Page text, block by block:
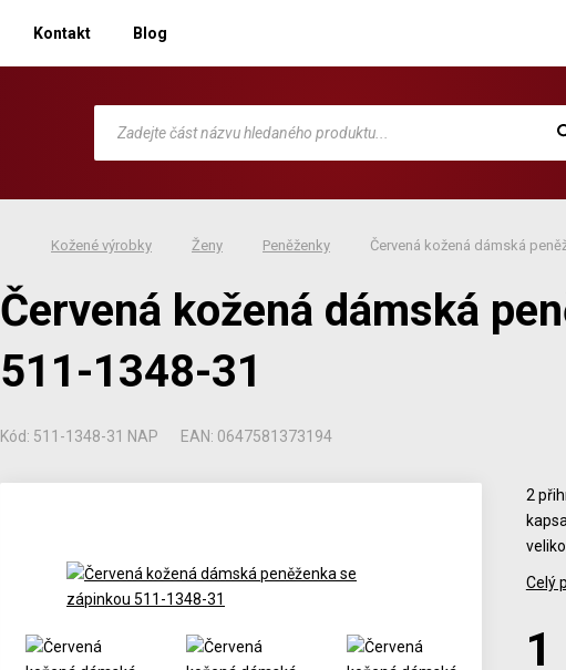
Kontakt Blog
Kožené výrobky Ženy Peněženky Červená kožená dámská
Červená kožená dámská
511-1348-31
Kód: 511-1348-31 NAP EAN: 0647581373194
2
Celý
1